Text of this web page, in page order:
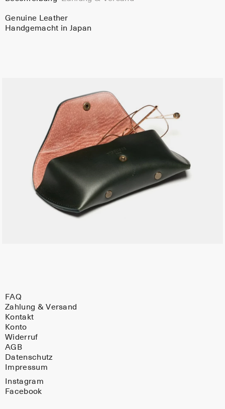
Genuine Leather
Handgemacht in Japan
FAQ
Zahlung & Versand
Kontakt
Konto
Widerruf
AGB
Datenschutz
Impressum
Instagram
Facebook